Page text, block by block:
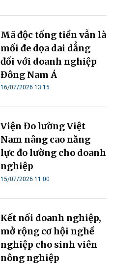
Mã độc tống tiền vẫn là
mối đe dọa dai dẳng
đối với doanh nghiệp
Đông Nam Á
16/07/2026 13:15
Viện Đo lường Việt
Nam nâng cao năng
lực đo lường cho doanh
nghiệp
15/07/2026 11:00
Kết nối doanh nghiệp,
mở rộng cơ hội nghề
nghiệp cho sinh viên
nông nghiệp